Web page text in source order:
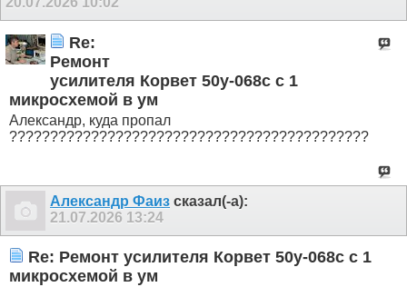
Re:
Ремонт
усилителя Корвет 50у-068с с 1
микросхемой в ум
Александр, куда пропал
????????????????????????????????????????????
Александр Фаиз сказал(-а):
21.07.2026 13:24
Re: Ремонт усилителя Корвет 50у-068с с 1
микросхемой в ум